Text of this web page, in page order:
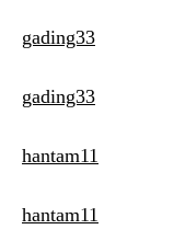
gading33
gading33
hantam11
hantam11